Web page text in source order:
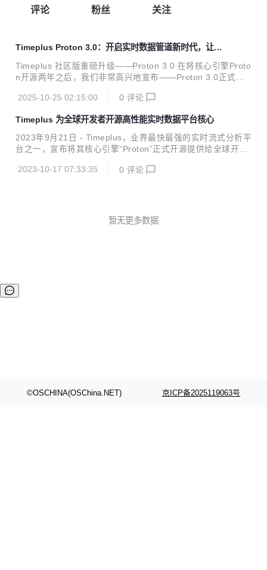
评论
粉丝 关注
Timeplus Proton 3.0：开启实时数据管道新时代，让海
量数据处理更极简高效
Timeplus 社区版重磅升级——Proton 3.0 在将核心引擎Proto
n开源两年之后，我们非常高兴地宣布——Proton 3.0正式发
plus在实时数据处理领域迈出了重要一步。Proton 3.0为每一
一个单一二进制文件中实现了无与伦比的性能与效率。换句话
说，开发者现在可以用更轻量、更高效的方式，构建和运行实
时数据管道，而无需依赖复杂的外部组件或繁琐的配置。 借助
充满乐趣，同时延续了在大型企业部署中经过验证的高...
2025-10-25 02:15:00 0 评论
Timeplus 为全球开发者开源高性能实时数据平台核心
2023年9月21日 - Timeplus，业界最快最强的实时流式分析平
台之一，宣布将其核心引擎“Proton”正式开源提供给全球开发
上，开发了一款全新的流式数据处理优先、统一历史数据从存
而言，Timeplus的高效和简洁的统一架构，不仅可以提供增强
2023-10-17 07:33:35 0 评论
暂无更多数据
©OSCHINA(OSChina.NET) 京ICP备2025119063号